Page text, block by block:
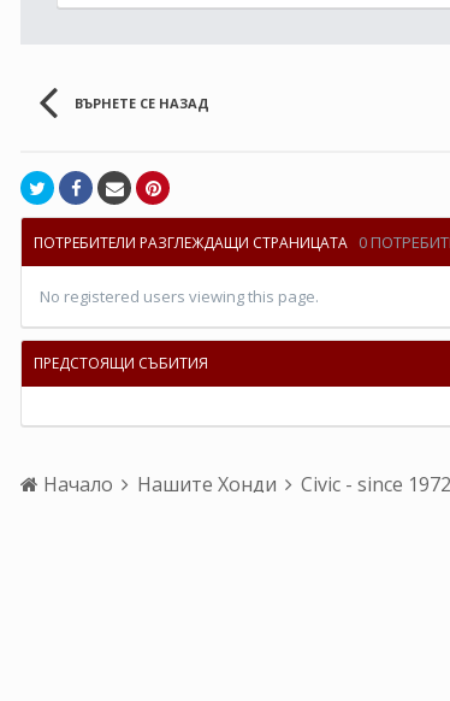
ВЪРНЕТЕ СЕ НАЗАД
ПОТРЕБИТЕЛИ РАЗГЛЕЖДАЩИ СТРАНИЦАТА 0
No registered users viewing this page.
ПРЕДСТОЯЩИ СЪБИТИЯ
Начало Нашите Хонди Civic - since 1972